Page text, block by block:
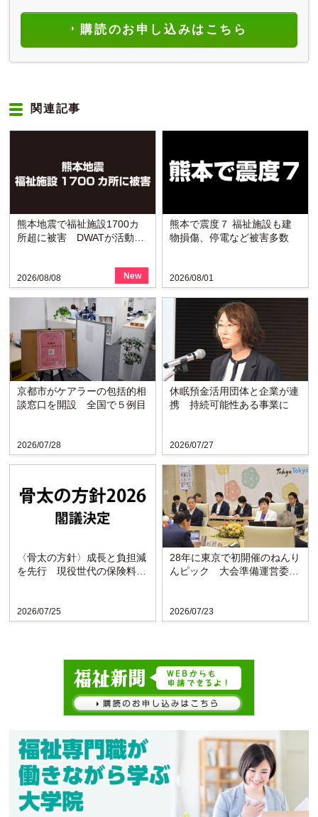
購読のお申し込みはこちら
関連記事
2026/08/08 New
熊本地震で福祉施設1700カ
所超に被害 DWATが活動開
2026/08/01
熊本で震度７ 福祉施設も建
物損傷、停電など被害多数
2026/07/28
京都市がケアラーの包括的相
談窓口を開設 全国で５例目
2026/07/27
休眠預金活用団体と企業が連
携 持続可能性ある事業に
2026/07/25
〈骨太の方針〉成長と負担減
を先行 現役世代の保険料引
2026/07/23
28年に東京で初開催のねんり
んピック 大会準備運営委が